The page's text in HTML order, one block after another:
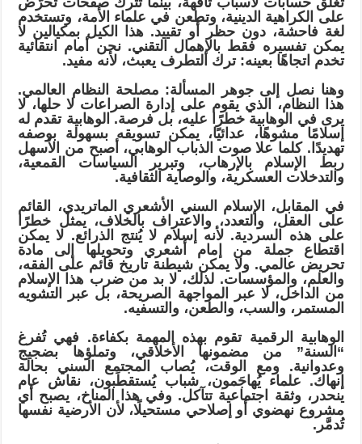
على الكراهية الدينية، وتطعن في علماء الأمة، وتستخدم
لغة فاحشة، دون حظر أو تقييد. هذا الكيل بمكيالين لا
يمكن تفسيره فقط بالإهمال التقني. نحن أمام انتقائية
تخدم اتجاهًا بعينه: ترك التطرف يعبث، لأنه مفيد.
وهنا نصل إلى جوهر المسألة: مصلحة النظام العالمي.
هذا النظام، الذي يقوم على إدارة الصراعات لا حلها، لا
يرى في الوهابية خطرًا عليه، بل فرصة. الوهابية تقدم له
إسلامًا مشوهًا، عدائيًا، يمكن تسويقه بسهولة بوصفه
تهديدًا. كلما علا صوت الذباب الوهابي، أصبح من الأسهل
ربط الإسلام بالإرهاب، وتبرير السياسات القمعية،
والتدخلات العسكرية، والوصاية الثقافية.
في المقابل، الإسلام السني الأشعري الماتريدي، القائم
على العقل، والتعدد، والاعتراف بالخلاف، يمثل خطرًا
على هذه السردية. لأنه إسلام لا يُنتج الذرائع. لا يمكن
اقتطاع جملة من إمام أشعري وتحويلها إلى مادة
تحريض عالمي. ولا يمكن شيطنة تاريخ قائم على الفقه،
والعلم، والمؤسسات. لذلك، لا بد من ضرب هذا الإسلام
من الداخل، لا عبر المواجهة الصريحة، بل عبر التشويه
المستمر، والسب، والطعن، والتسفيه.
الوهابية الرقمية تقوم بهذه المهمة بكفاءة. فهي تُفرغ
“السنة” من مضمونها الأخلاقي، وتملؤها بضجيج
وعدوانية. ومع الوقت، يُصاب المجتمع السني بحالة
إنهاك. علماء يُهاجَمون، شباب يُستقطَبون، نقاش عام
ينحدر، وثقة اجتماعية تتآكل. وفي هذا المناخ، يصبح أي
مشروع نهضوي أو إصلاحي مستحيلًا، لأن الأرضية نفسها
تُدمَّر.